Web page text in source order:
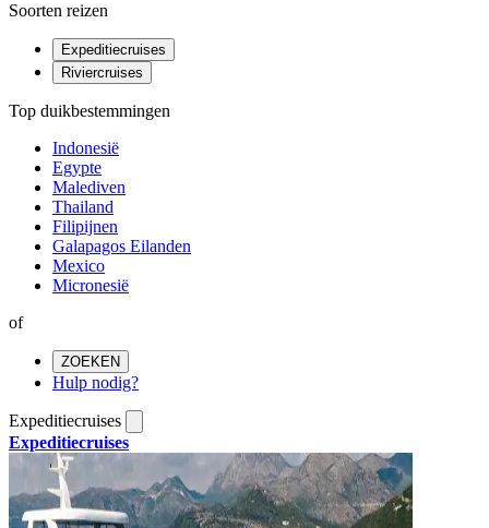
Soorten reizen
Expeditiecruises
Riviercruises
Top duikbestemmingen
Indonesië
Egypte
Malediven
Thailand
Filipijnen
Galapagos Eilanden
Mexico
Micronesië
of
ZOEKEN
Hulp nodig?
Expeditiecruises
Expeditiecruises